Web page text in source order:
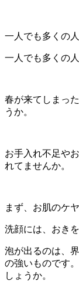
一人でも多くの
一人でも多くの
春が来てしまっ
うか。
お手入れ不足や
れてませんか。
まず、お肌のケ
洗顔には、おき
泡が出るのは、
の強いものです
しょうか。